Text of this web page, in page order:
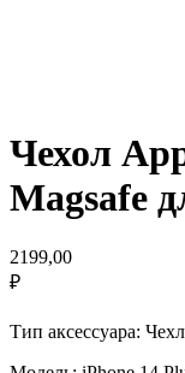
Чехол
Magsafe
2199,00
₽
Тип аксессуара: